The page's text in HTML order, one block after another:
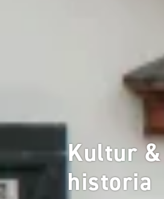
Kultur &
historia